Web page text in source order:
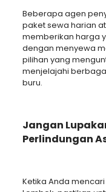
Beberapa agen
paket sewa harian
memberikan harga
dengan menyewa
pilihan yang
menjelajahi
buru.
Jangan
Perlindungan
Ketika Anda